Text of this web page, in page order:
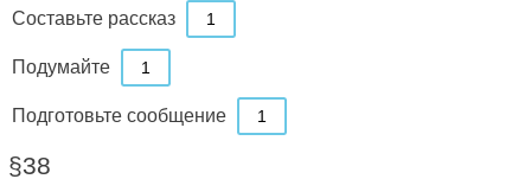
Составьте рассказ 1
Подумайте 1
Подготовьте сообщение 1
§38